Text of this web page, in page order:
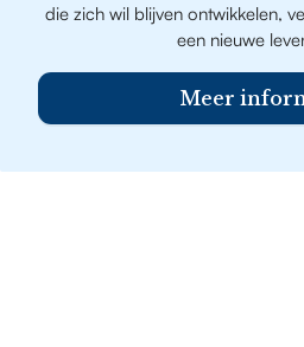
die zich wil blijven ontwikkelen,
een nieuwe
Meer